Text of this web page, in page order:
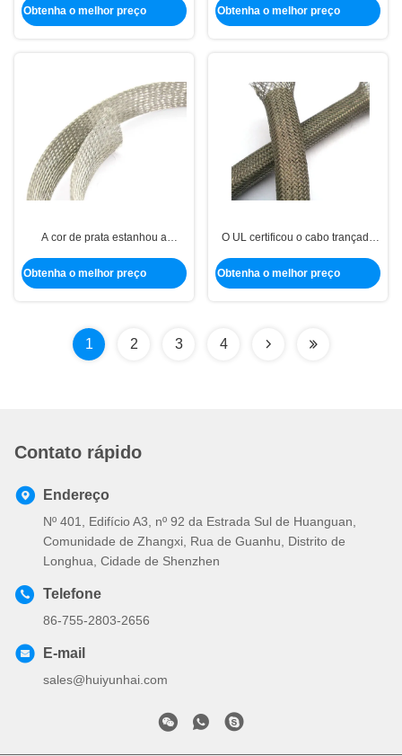
cobre do IEM/IRF/ESD
Obtenha o melhor preço
Braided resistente
Obtenha o melhor preço
A cor de prata estanhou a
cobre 100 M/Spool resistentes
Obtenha o melhor preço
O UL certificou o cabo trançado
a resistência de umidade alta
Obtenha o melhor preço
1 2 3 4
Contato rápido
Endereço
Nº 401, Edifício A3, nº 92 da Estrada Sul de Huanguan,
Comunidade de Zhangxi, Rua de Guanhu, Distrito de
Longhua, Cidade de Shenzhen
Telefone
86-755-2803-2656
E-mail
sales@huiyunhai.com